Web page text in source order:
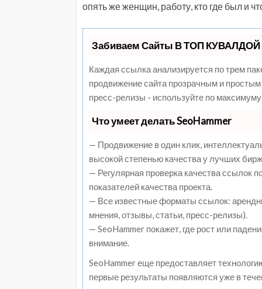
опять же женщин, работу, кто где был и
Забиваем Сайты В ТОП КУВАЛДОЙ
Каждая ссылка анализируется по трем
продвижение сайта прозрачным и
пресс-релизы - используйте по
Что умеет делать SeoHammer
— Продвижение в один клик,
высокой степенью качества у лучших
— Регулярная проверка качества ссылок
показателей качества проекта.
— Все известные форматы ссылок:
мнения, отзывы, статьи, пресс-релизы).
— SeoHammer покажет, где рост или
внимание.
SeoHammer еще предоставляет
первые результаты появляются уже в